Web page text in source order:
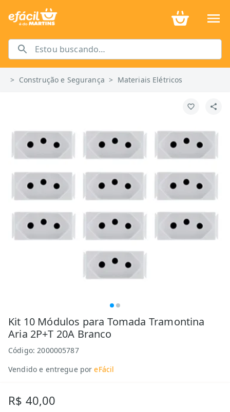
> Construção e Segurança > Materiais Elétricos
Kit 10 Módulos para Tomada Tramontina
Aria 2P+T 20A Branco
Código:2000005787
Vendido e entregue por eFácil
R$ 40,00